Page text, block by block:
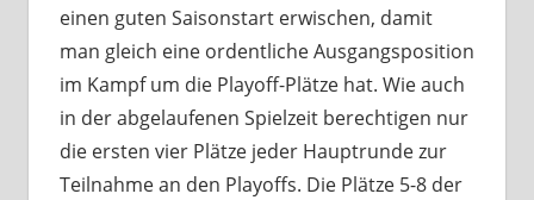
einen guten Saisonstart erwischen, damit
man gleich eine ordentliche Ausgangsposition
im Kampf um die Playoff-Plätze hat. Wie auch
in der abgelaufenen Spielzeit berechtigen nur
die ersten vier Plätze jeder Hauptrunde zur
Teilnahme an den Playoffs. Die Plätze 5-8 der